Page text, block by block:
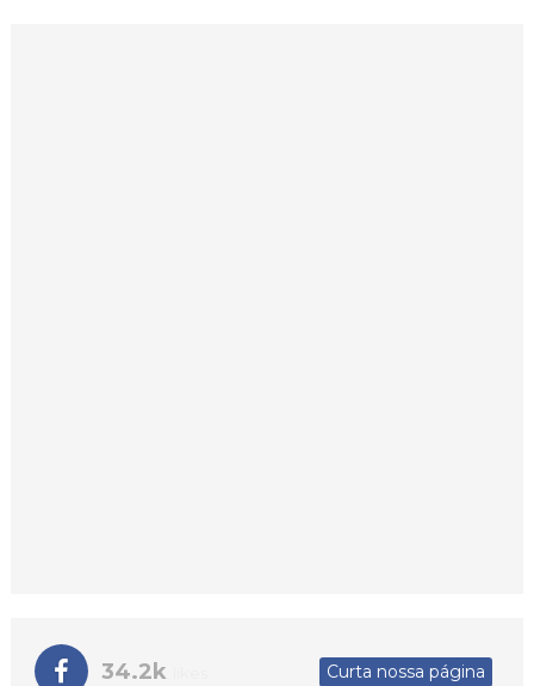
34.2k Curta nossa página